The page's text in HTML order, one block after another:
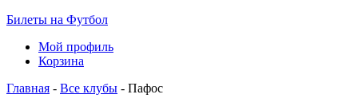
Билеты на Футбол
Мой профиль
Корзина
Главная - Все клубы - Пафос